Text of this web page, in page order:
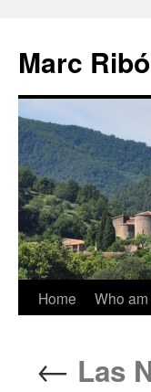
Marc
Saltar
contenido
Home Who am
← Las